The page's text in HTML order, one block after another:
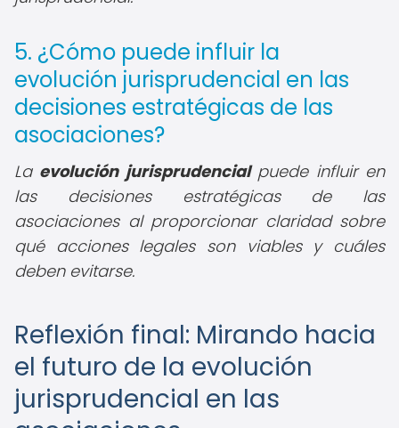
5. ¿Cómo puede influir la
evolución jurisprudencial en las
decisiones estratégicas de las
asociaciones?
La evolución jurisprudencialpuede influir en
las decisiones estratégicas de las
asociaciones al proporcionar claridad sobre
qué acciones legales son viables y cuáles
deben evitarse.
Reflexión final: Mirando hacia
el futuro de la evolución
jurisprudencial en las